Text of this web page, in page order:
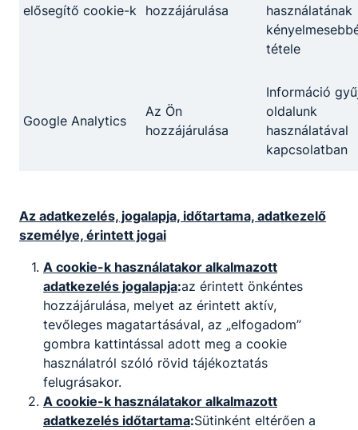
I. gyakorlat
Adatátviteli hálózatok
felhőszolgáltatások
zbyte.maggam​
@gmail.com
Osztályfőnök:
-
Fogadó óra:
-
Boros Gábor
Szakmai oktató
elősegítő cookie-k
hozzájárulása
használatának
tétele
Google Analytics
Az Ön
hozzájárulása
Információ
oldalunk
használatával
kapcsolatban
Az adatkezelés, jogalapja, időtartama, adatkezelő
személye, érintett jogai
A cookie-k használatakor alkalmazott
adatkezelés jogalapja:az érintett önkéntes
hozzájárulása, melyet az érintett aktív,
tevőleges magatartásával, az „elfogadom”
gombra kattintással adott meg a cookie
használatról szóló rövid tájékoztatás
felugrásakor.
A cookie-k használatakor alkalmazott
adatkezelés időtartama:Sütinként eltérően a